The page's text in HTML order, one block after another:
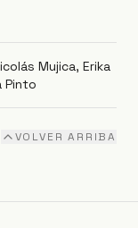
Mujica, Erika
Pinto
VOLVER ARRIBA